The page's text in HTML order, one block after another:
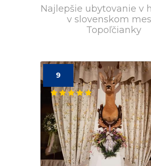
Najlepšie ubytovanie v
v slovenskom
Topoľčianky
9